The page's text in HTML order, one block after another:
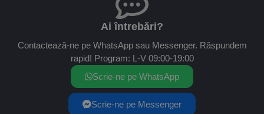
Ai întrebări?
Contactează-ne pe WhatsApp sau Messenger. Răspundem
rapid! Program: L-V 09:00-19:00
Scrie-ne pe WhatsApp
Scrie-ne pe Messenger